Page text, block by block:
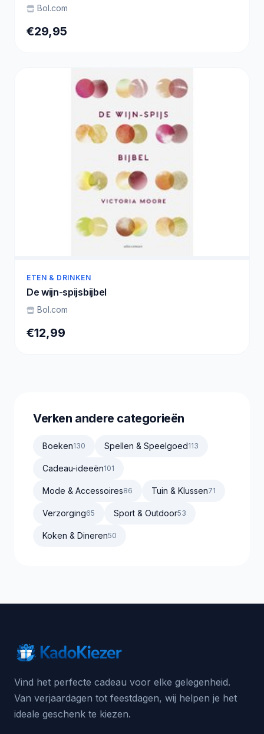
Diffuser Luchtbevochtiger - Etherische olie
Geurverspreider voor Aromatherapie - Lichte
Bol.com
€29,95
ETEN & DRINKEN
De wijn-spijsbijbel
Bol.com
€12,99
Verken andere categorieën
Boeken130 Spellen & Speelgoed113
Cadeau-ideeën101
Mode & Accessoires86 Tuin & Klussen71
Verzorging65 Sport & Outdoor53
Koken & Dineren50
Vind het perfecte cadeau voor elke gelegenheid.
Van verjaardagen tot feestdagen, wij helpen je het
ideale geschenk te kiezen.